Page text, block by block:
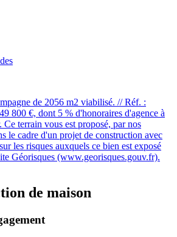
de 2056 m2 viabilisé. // Réf. :
800 €, dont 5 % d'honoraires d'agence à
Ce terrain vous est proposé, par nos
le cadre d'un projet de construction avec
les risques auxquels ce bien est exposé
Géorisques (www.georisques.gouv.fr).
de maison